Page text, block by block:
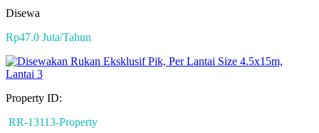
Disewa
Rp47.0 Juta/Tahun
Property ID:
RR-13113-Property